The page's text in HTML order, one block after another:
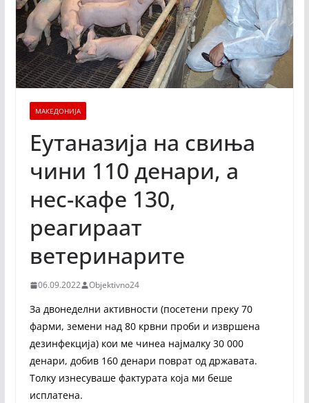
МАКЕДОНИЈА
Еутаназија на свиња
чини 110 денари, а
нес-кафе 130,
реагираат
ветеринарите
06.09.2022 Objektivno24
За двонеделни активности (посетени преку 70
фарми, земени над 80 крвни проби и извршена
дезинфекција) кои ме чинеа најмалку 30 000
денари, добив 160 денари поврат од државата.
Толку изнесуваше фактурата која ми беше
исплатена.